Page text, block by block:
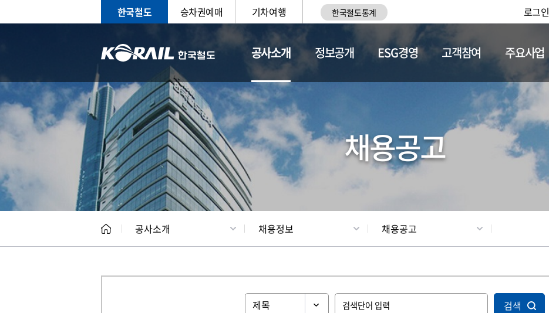
한국철도 승차권예매 기차여행 한국철도통계 로그인
공사소개
CEO 일반현황 채용정보
정보공개 ESG경영 고객참여 주요사업
채용공고
공사소개 채용정보 채용공고
검색